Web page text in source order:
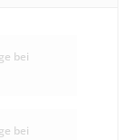
bei
bei